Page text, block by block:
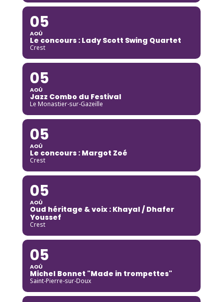
05
AOÛ
Le concours : Lady Scott Swing Quartet
Crest
05
AOÛ
Jazz Combo du Festival
Le Monastier-sur-Gazeille
05
AOÛ
Le concours : Margot Zoé
Crest
05
AOÛ
Oud héritage & voix : Khayal / Dhafer
Youssef
Crest
05
AOÛ
Michel Bonnet "Made in trompettes"
Saint-Pierre-sur-Doux